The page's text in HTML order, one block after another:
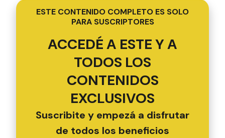
ESTE CONTENIDO COMPLETO ES SOLO
PARA SUSCRIPTORES
ACCEDÉ A ESTE Y A
TODOS LOS
CONTENIDOS
EXCLUSIVOS
Suscribite y empezá a disfrutar
de todos los beneficios